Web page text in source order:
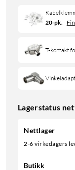
20-pk.
T-kontakt
Lagerstatus
Nettlager
2-6 virkedagers
Butikk